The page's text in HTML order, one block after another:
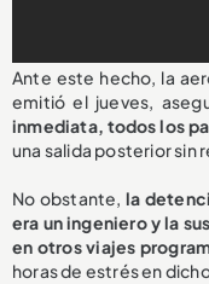
Ante este hecho, la
emitió el jueves,
inmediata, todos los
una salida posterior sin
No obstante,la
era un ingeniero y la
en otros viajes
horas de estrés en